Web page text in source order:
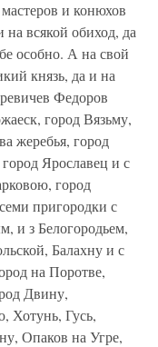
и конюхов
всякой обиход, да
особно. А на свой
князь, да и на
Федоров
город Вязьму,
жеребья, город
Ярославец и с
город
пригородки с
и з Белогородьем,
Балахну и с
на Поротве,
Двину,
Хотунь, Гусь,
Опаков на Угре,